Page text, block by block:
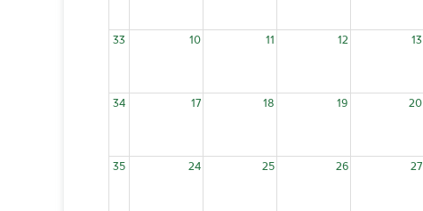
33 10 11 12 13
34 17 18 19 20
35 24 25 26 27